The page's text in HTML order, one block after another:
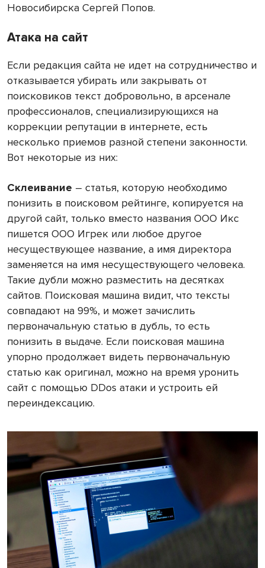
Новосибирска Сергей Попов.
Атака на сайт
Если редакция сайта не идет на сотрудничество и
отказывается убирать или закрывать от
поисковиков текст добровольно, в арсенале
профессионалов, специализирующихся на
коррекции репутации в интернете, есть
несколько приемов разной степени законности.
Вот некоторые из них:
Склеивание – статья, которую необходимо
понизить в поисковом рейтинге, копируется на
другой сайт, только вместо названия ООО Икс
пишется ООО Игрек или любое другое
несуществующее название, а имя директора
заменяется на имя несуществующего человека.
Такие дубли можно разместить на десятках
сайтов. Поисковая машина видит, что тексты
совпадают на 99%, и может зачислить
первоначальную статью в дубль, то есть
понизить в выдаче. Если поисковая машина
упорно продолжает видеть первоначальную
статью как оригинал, можно на время уронить
сайт с помощью DDos атаки и устроить ей
переиндексацию.